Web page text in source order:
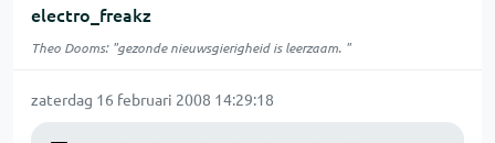
electro_freakz
Theo Dooms: "gezonde nieuwsgierigheid is leerzaam. "
zaterdag 16 februari 2008 14:29:18